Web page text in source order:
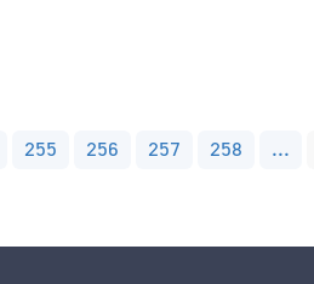
255 256 257 258 ...